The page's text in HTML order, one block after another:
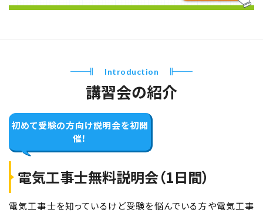
Introduction
講習会の紹介
初めて受験の方向け説明会を初開
催！
電気工事士無料説明会（1日間）
電気工事士を知っているけど受験を悩んでいる方や電気工事